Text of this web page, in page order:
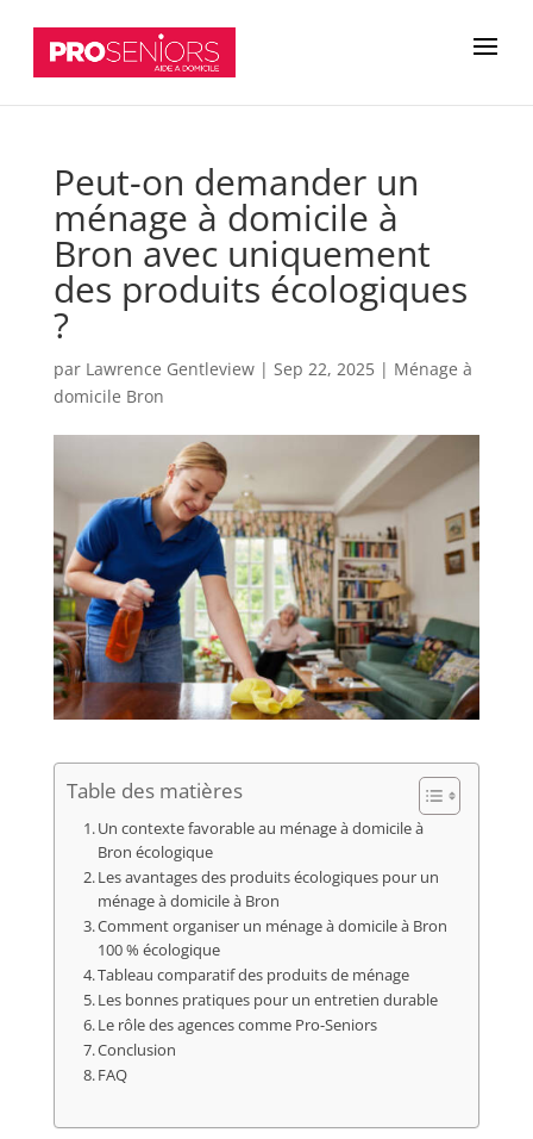
Peut-on demander un
ménage à domicile à
Bron avec uniquement
des produits écologiques
?
par Lawrence Gentleview| Sep 22, 2025| Ménage à
domicile Bron
Table des matières
Un contexte favorable au ménage à domicile à
Bron écologique
Les avantages des produits écologiques pour un
ménage à domicile à Bron
Comment organiser un ménage à domicile à Bron
100 % écologique
Tableau comparatif des produits de ménage
Les bonnes pratiques pour un entretien durable
Le rôle des agences comme Pro-Seniors
Conclusion
FAQ